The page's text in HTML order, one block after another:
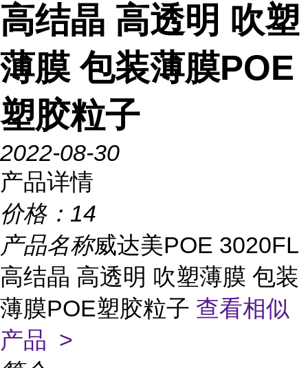
高结晶 高透明 吹塑
薄膜 包装薄膜POE
塑胶粒子
2022-08-30
产品详情
价格： 14
产品名称威达美POE 3020FL
高结晶 高透明 吹塑薄膜 包装
薄膜POE塑胶粒子 查看相似
产品 >